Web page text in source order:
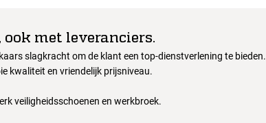
met leveranciers.
slagkracht om de klant een top-dienstverlening te bieden.
kwaliteit en vriendelijk prijsniveau.
veiligheidsschoenen en werkbroek.